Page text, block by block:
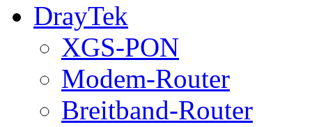
DrayTek
XGS-PON
Modem-Router
Breitband-Router